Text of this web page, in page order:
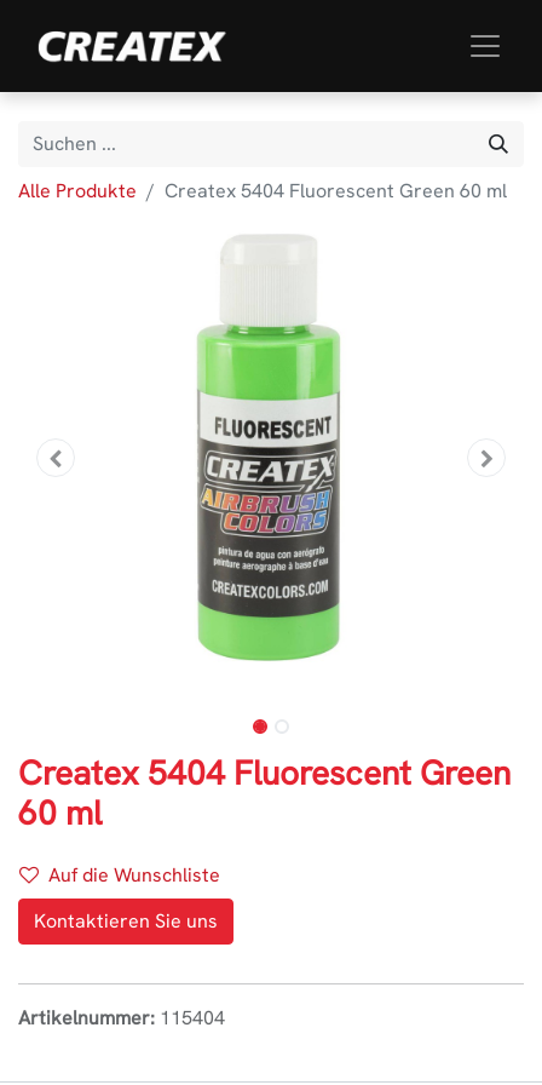
Alle Produkte Createx 5404 Fluorescent Green 60 ml
Createx 5404 Fluorescent Green
60 ml
Auf die Wunschliste
Kontaktieren Sie uns
Artikelnummer: 115404